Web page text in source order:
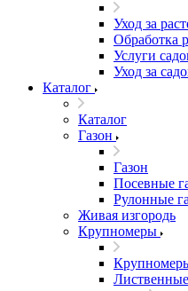
Уход за
Обработка
Услуги
Уход за
Каталог
Каталог
Газон
Газон
Посевные
Рулонные
Живая изгородь
Крупномеры